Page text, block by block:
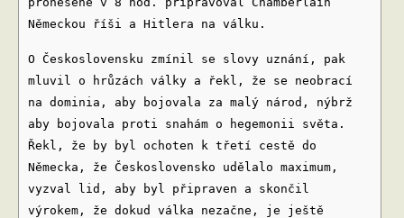
Německou říši a Hitlera na válku.
O Československu zmínil se slovy uznání, pak
mluvil o hrůzách války a řekl, že se neobrací
na dominia, aby bojovala za malý národ, nýbrž
aby bojovala proti snahám o hegemonii světa.
Řekl, že by byl ochoten k třetí cestě do
Německa, že Československo udělalo maximum,
vyzval lid, aby byl připraven a skončil
výrokem, že dokud válka nezačne, je ještě